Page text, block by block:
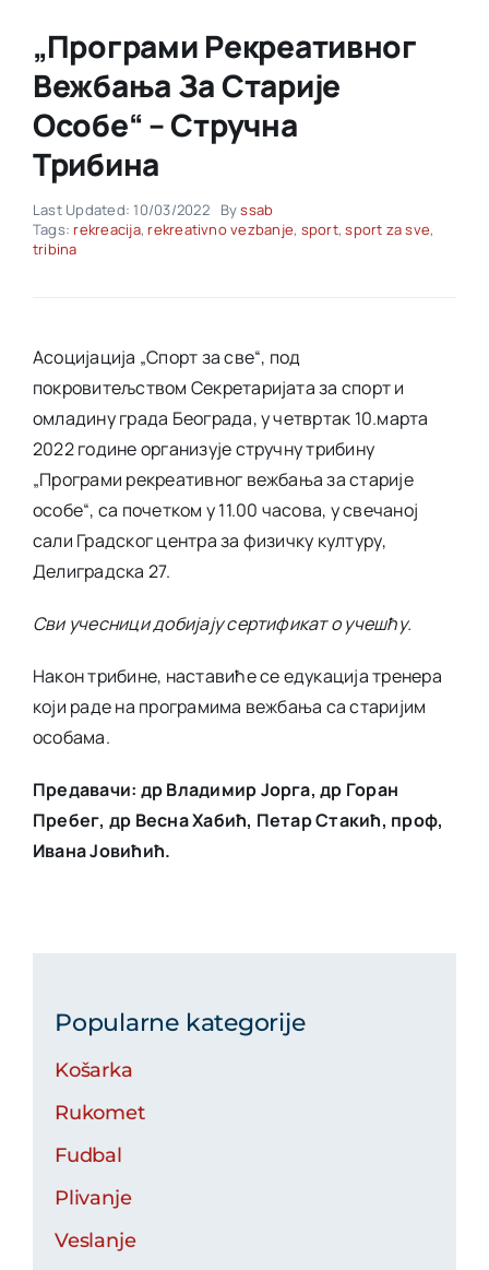
Akti SSAB
Kontakt
„Програми Рекреативног
Вежбања За Старије
Особе“ – Стручнa
Трибинa
Last Updated: 10/03/2022 Byssab
Tags: rekreacija, rekreativno vezbanje, sport,sport za sve,
tribina
Асоцијација „Спорт за све“, под
покровитељством Секретаријата за спорт и
омладину града Београда, у четвртак 10.марта
2022 године организује стручну трибину
„Програми рекреативног вежбања за старије
особе“, са почетком у 11.00 часова, у свечаној
сали Градског центра за физичку културу,
Делиградска 27.
Сви учесници добијају сертификат о учешћу.
Након трибине, наставиће се едукација тренера
који раде на програмима вежбања са старијим
особама.
Предавачи: др Владимир Јорга, др Горан
Пребег, др Весна Хабић, Петар Стакић, проф,
Ивана Јовићић.
Popularne kategorije
Košarka
Rukomet
Fudbal
Plivanje
Veslanje